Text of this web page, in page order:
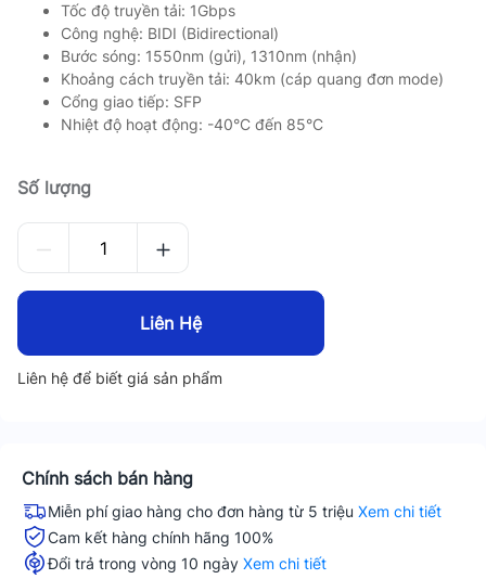
Tốc độ truyền tải: 1Gbps
Công nghệ: BIDI (Bidirectional)
Bước sóng: 1550nm (gửi), 1310nm (nhận)
Khoảng cách truyền tải: 40km (cáp quang đơn mode)
Cổng giao tiếp: SFP
Nhiệt độ hoạt động: -40°C đến 85°C
Số lượng
Liên Hệ
Liên hệ để biết giá sản phẩm
Chính sách bán hàng
Miễn phí giao hàng cho đơn hàng từ 5 triệu Xem chi tiết
Cam kết hàng chính hãng 100%
Đổi trả trong vòng 10 ngày Xem chi tiết